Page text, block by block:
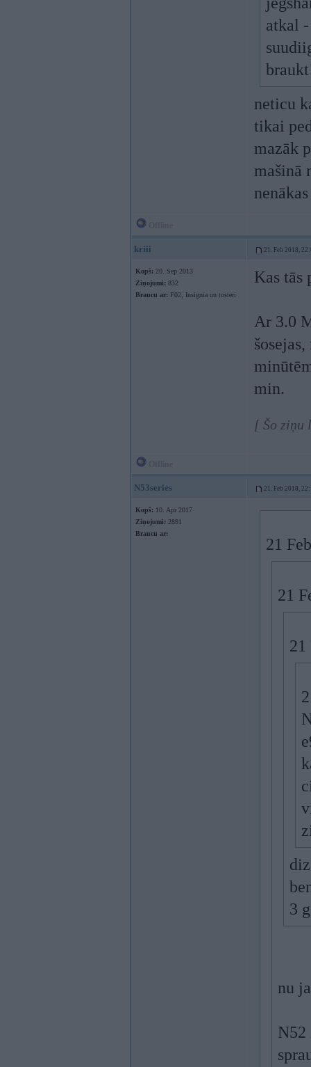
atkal
neticu
tikai
mazāk
mašinā
kriii 21. Feb 2018,
Kopš: 20. Sep 2013
Ziņojumi: 832
Braucu ar: F02, Insignia un tosteri
Kas tās
Ar 3.0
min.
[ Šo ziņu
N53series 21. Feb 2018,
Kopš: 10. Apr 2017
Ziņojumi: 2891
Braucu ar:
21
21
21
3
nu
N52